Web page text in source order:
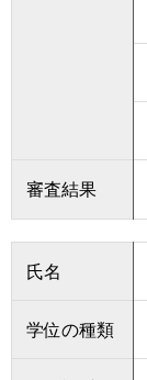
審査結果
氏名
学位の種類